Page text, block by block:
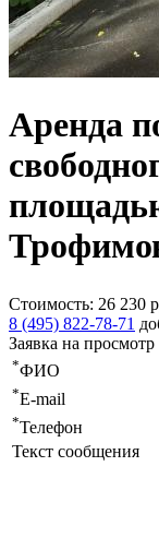
Аренда
Стоимость: 26 230
8 (495) 822-78-71
Заявка на просмотр
*ФИО
*E-mail
*Телефон
Текст сообщения